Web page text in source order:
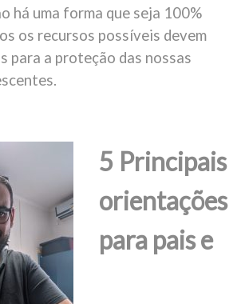
há uma forma que seja 100%
os recursos possíveis devem
para a proteção das nossas
5 Principais
orientações
para pais e